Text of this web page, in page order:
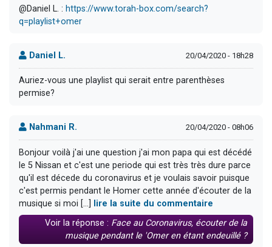
@Daniel L. : https://www.torah-box.com/search?
q=playlist+omer
Daniel L. 20/04/2020 - 18h28
Auriez-vous une playlist qui serait entre parenthèses
permise?
Nahmani R. 20/04/2020 - 08h06
Bonjour voilà j'ai une question j'ai mon papa qui est décédé
le 5 Nissan et c'est une periode qui est très très dure parce
qu'il est décede du coronavirus et je voulais savoir puisque
c'est permis pendant le Homer cette année d'écouter de la
musique si moi [...]
lire la suite du commentaire
Voir la réponse : Face au Coronavirus, écouter de la
musique pendant le 'Omer en étant endeuillé ?